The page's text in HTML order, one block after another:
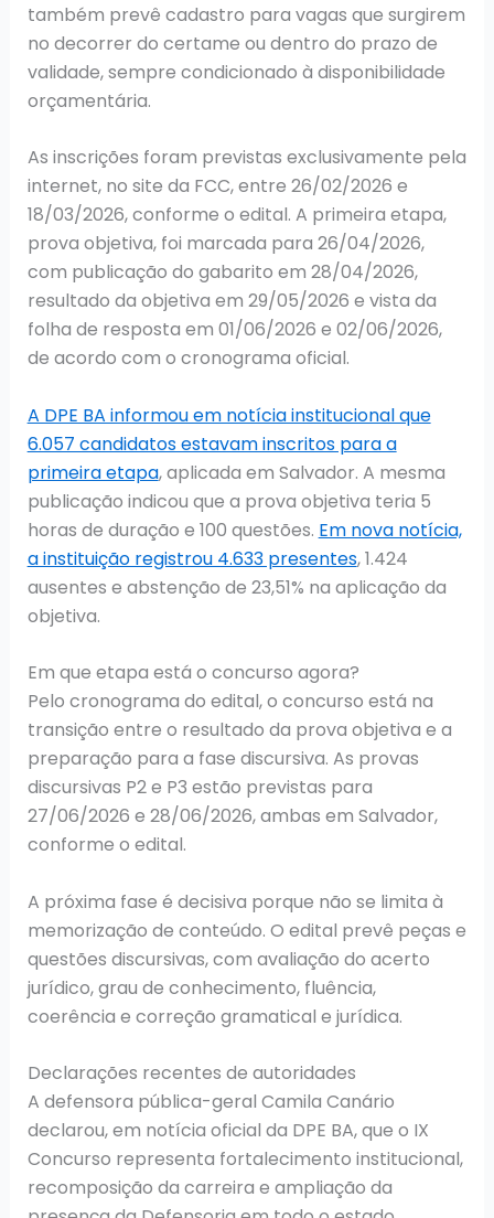
também prevê cadastro para vagas que surgirem
no decorrer do certame ou dentro do prazo de
validade, sempre condicionado à disponibilidade
orçamentária.
As inscrições foram previstas exclusivamente pela
internet, no site da FCC, entre 26/02/2026 e
18/03/2026, conforme o edital. A primeira etapa,
prova objetiva, foi marcada para 26/04/2026,
com publicação do gabarito em 28/04/2026,
resultado da objetiva em 29/05/2026 e vista da
folha de resposta em 01/06/2026 e 02/06/2026,
de acordo com o cronograma oficial.
A DPE BA informou em notícia institucional que
6.057 candidatos estavam inscritos para a
primeira etapa, aplicada em Salvador. A mesma
publicação indicou que a prova objetiva teria 5
horas de duração e 100 questões. Em nova notícia,
a instituição registrou 4.633 presentes, 1.424
ausentes e abstenção de 23,51% na aplicação da
objetiva.
Em que etapa está o concurso agora?
Pelo cronograma do edital, o concurso está na
transição entre o resultado da prova objetiva e a
preparação para a fase discursiva. As provas
discursivas P2 e P3 estão previstas para
27/06/2026 e 28/06/2026, ambas em Salvador,
conforme o edital.
A próxima fase é decisiva porque não se limita à
memorização de conteúdo. O edital prevê peças e
questões discursivas, com avaliação do acerto
jurídico, grau de conhecimento, fluência,
coerência e correção gramatical e jurídica.
Declarações recentes de autoridades
A defensora pública-geral Camila Canário
declarou, em notícia oficial da DPE BA, que o IX
Concurso representa fortalecimento institucional,
recomposição da carreira e ampliação da